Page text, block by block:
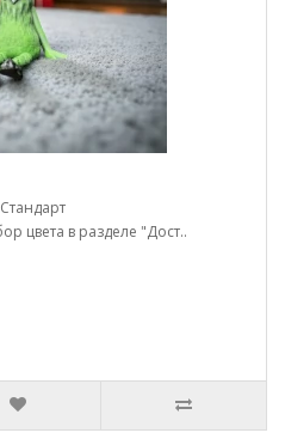
цвета в разделе "Дост..